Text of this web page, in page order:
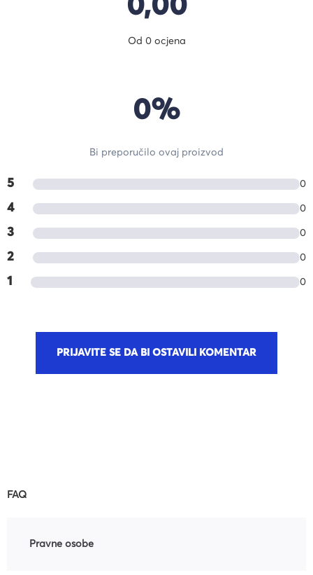
5 0
4 0
3 0
2 0
1 0
0,00
Od 0 ocjena
0%
Bi preporučilo ovaj proizvod
PRIJAVITE SE DA BI OSTAVILI KOMENTAR
FAQ
Pravne osobe